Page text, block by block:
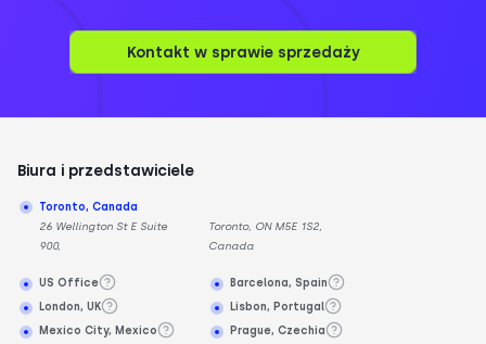
Kontakt w sprawie sprzedaży
Biura i przedstawiciele
Toronto, Canada
26 Wellington St E Suite
900,
Toronto, ON M5E 1S2,
Canada
US Office
London, UK
Mexico City, Mexico
Barcelona, Spain
Lisbon, Portugal
Prague, Czechia